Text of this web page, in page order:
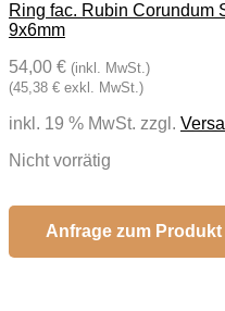
Ring fac. Rubin Corundum
9x6mm
54,00 € (inkl. MwSt.)
(45,38 € exkl. MwSt.)
inkl. 19 % MwSt. zzgl.
Nicht vorrätig
Anfrage zum Produkt